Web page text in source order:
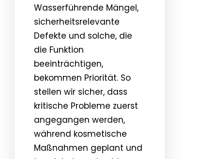
Wasserführende Mängel,
sicherheitsrelevante
Defekte und solche, die
die Funktion
beeinträchtigen,
bekommen Priorität. So
stellen wir sicher, dass
kritische Probleme zuerst
angegangen werden,
während kosmetische
Maßnahmen geplant und